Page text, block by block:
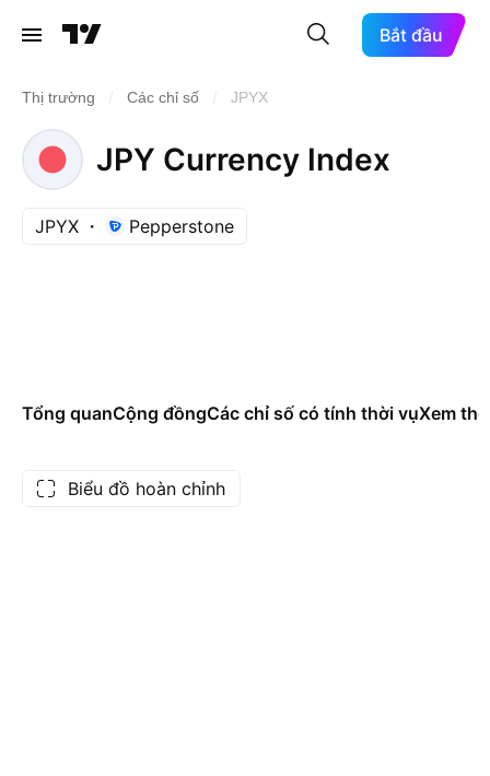
Bắt đầu
Thị trường Các chỉ số JPYX
JPY Currency Index
JPYX Pepperstone
Tổng quanCộng đồngCác chỉ số có tính thời vụXem
Biểu đồ hoàn chỉnh